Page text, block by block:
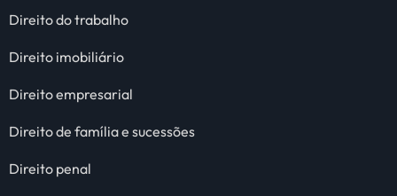
Direito do trabalho
Direito imobiliário
Direito empresarial
Direito de família e sucessões
Direito penal